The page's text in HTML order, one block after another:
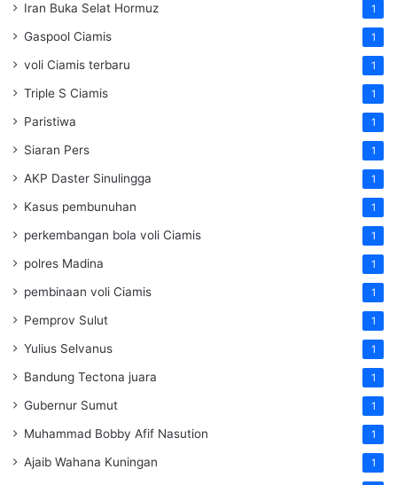
Iran Buka Selat Hormuz 1
Gaspool Ciamis 1
voli Ciamis terbaru 1
Triple S Ciamis 1
Paristiwa 1
Siaran Pers 1
AKP Daster Sinulingga 1
Kasus pembunuhan 1
perkembangan bola voli Ciamis 1
polres Madina 1
pembinaan voli Ciamis 1
Pemprov Sulut 1
Yulius Selvanus 1
Bandung Tectona juara 1
Gubernur Sumut 1
Muhammad Bobby Afif Nasution 1
Ajaib Wahana Kuningan 1